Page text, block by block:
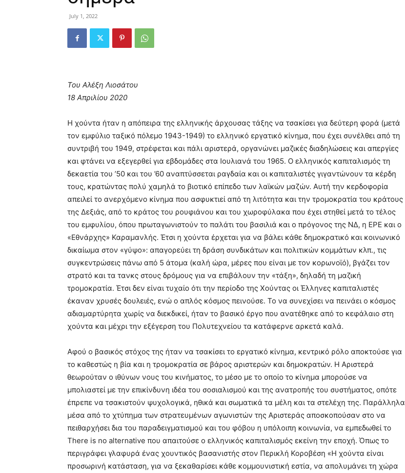
July 1, 2022
Του Αλέξη Λιοσάτου
18 Απριλίου 2020
Η χούντα ήταν η απόπειρα της ελληνικής άρχουσας τάξης να τσακίσει για δεύτερη φορά (μετά
τον εμφύλιο ταξικό πόλεμο 1943-1949) το ελληνικό εργατικό κίνημα, που έχει συνέλθει από τη
συντριβή του 1949, στρέφεται και πάλι αριστερά, οργανώνει μαζικές διαδηλώσεις και απεργίες
και φτάνει να εξεγερθεί για εβδομάδες στα Ιουλιανά του 1965. Ο ελληνικός καπιταλισμός τη
δεκαετία του ’50 και του ’60 αναπτύσσεται ραγδαία και οι καπιταλιστές γιγαντώνουν τα κέρδη
τους, κρατώντας πολύ χαμηλά το βιοτικό επίπεδο των λαϊκών μαζών. Αυτή την κερδοφορία
απειλεί το ανερχόμενο κίνημα που ασφυκτιεί από τη λιτότητα και την τρομοκρατία του κράτους
της Δεξιάς, από το κράτος του ρουφιάνου και του χωροφύλακα που έχει στηθεί μετά το τέλος
του εμφυλίου, όπου πρωταγωνιστούν το παλάτι του βασιλιά και ο πρόγονος της ΝΔ, η ΕΡΕ και ο
«Εθνάρχης» Καραμανλής. Έτσι η χούντα έρχεται για να βάλει κάθε δημοκρατικό και κοινωνικό
δικαίωμα στον «γύψο»: απαγορεύει τη δράση συνδικάτων και πολιτικών κομμάτων κλπ., τις
συγκεντρώσεις πάνω από 5 άτομα (καλή ώρα, μέρες που είναι με τον κορωνοϊό), βγάζει τον
στρατό και τα τανκς στους δρόμους για να επιβάλουν την «τάξη», δηλαδή τη μαζική
τρομοκρατία. Έτσι δεν είναι τυχαίο ότι την περίοδο της Χούντας οι Έλληνες καπιταλιστές
έκαναν χρυσές δουλειές, ενώ ο απλός κόσμος πεινούσε. Το να συνεχίσει να πεινάει ο κόσμος
αδιαμαρτύρητα χωρίς να διεκδικεί, ήταν το βασικό έργο που ανατέθηκε από το κεφάλαιο στη
χούντα και μέχρι την εξέγερση του Πολυτεχνείου τα κατάφερνε αρκετά καλά.
Αφού ο βασικός στόχος της ήταν να τσακίσει το εργατικό κίνημα, κεντρικό ρόλο αποκτούσε για
το καθεστώς η βία και η τρομοκρατία σε βάρος αριστερών και δημοκρατών. Η Αριστερά
θεωρούταν ο ιθύνων νους του κινήματος, το μέσο με το οποίο το κίνημα μπορούσε να
μπολιαστεί με την επικίνδυνη ιδέα του σοσιαλισμού και της ανατροπής του συστήματος, οπότε
έπρεπε να τσακιστούν ψυχολογικά, ηθικά και σωματικά τα μέλη και τα στελέχη της. Παράλληλα
μέσα από το χτύπημα των στρατευμένων αγωνιστών της Αριστεράς αποσκοπούσαν στο να
πειθαρχήσει δια του παραδειγματισμού και του φόβου η υπόλοιπη κοινωνία, να εμπεδωθεί το
There is no alternative που απαιτούσε ο ελληνικός καπιταλισμός εκείνη την εποχή. Όπως το
περιγράφει γλαφυρά ένας χουντικός βασανιστής στον Περικλή Κοροβέση «Η χούντα είναι
προσωρινή κατάσταση, για να ξεκαθαρίσει κάθε κομμουνιστική εστία, να απολυμάνει τη χώρα